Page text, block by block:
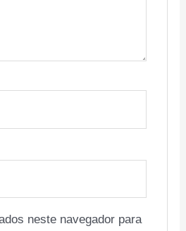
neste navegador para